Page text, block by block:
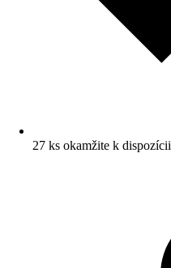
27 ks okamžite k dispozícii